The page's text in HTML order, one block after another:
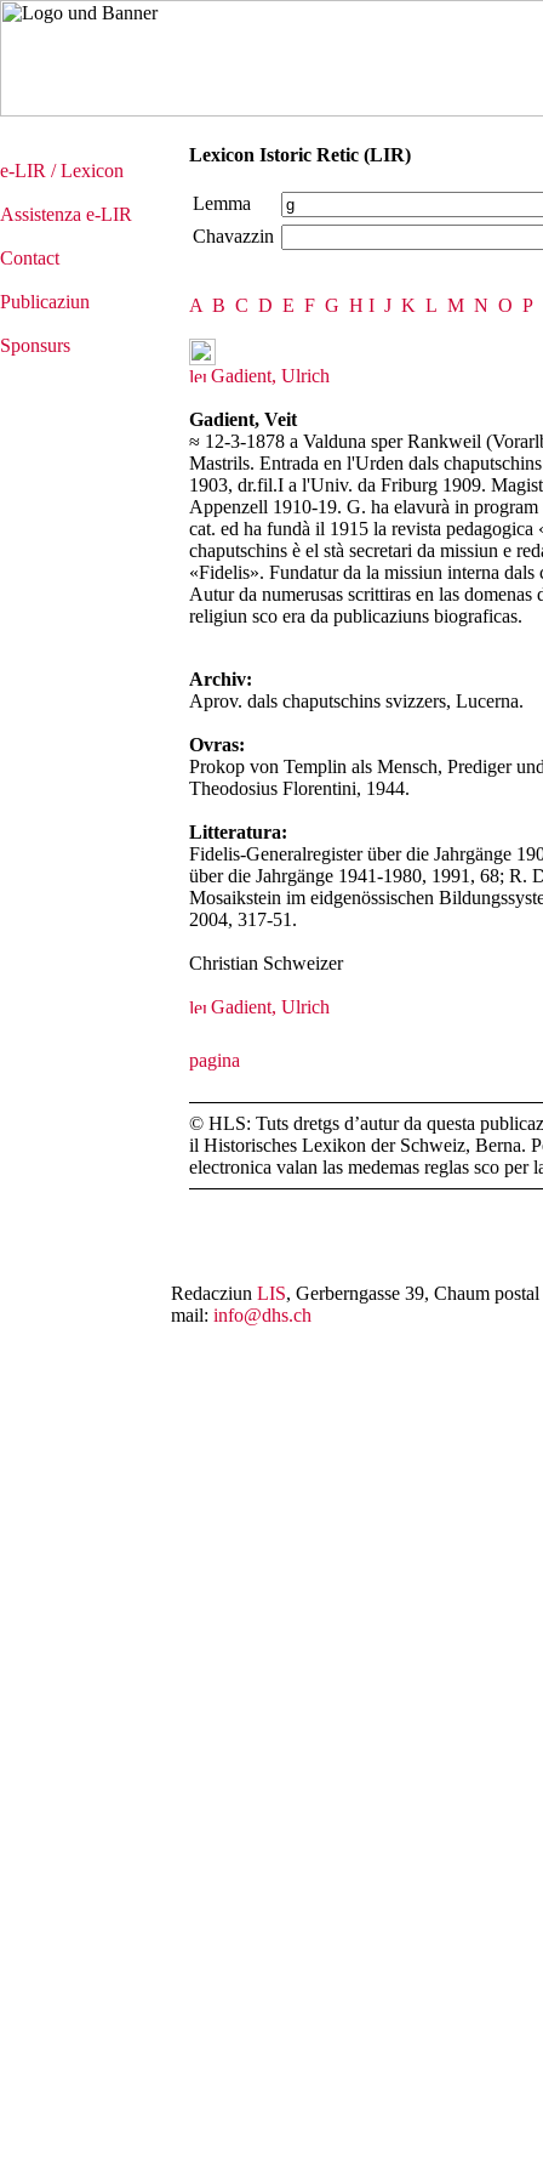
e-LIR / Lexicon
Assistenza e-LIR
Contact
Publicaziun
Sponsurs
Lexicon Istoric Retic (LIR)
Lemma
Chavazzin
A B C D E F G H I J K L M N O P
Gadient, Ulrich
Gadient, Veit
≈ 12-3-1878 a Valduna sper Rankweil
Mastrils. Entrada en l'Urden dals
1903, dr.fil.I a l'Univ. da Friburg 1909.
Appenzell 1910-19. G. ha elavurà in
cat. ed ha fundà il 1915 la revista
chaputschins è el stà secretari da missiun e
«Fidelis». Fundatur da la missiun interna
Autur da numerusas scrittiras en las
religiun sco era da publicaziuns biograficas.
Archiv:
Aprov. dals chaputschins svizzers, Lucerna.
Ovras:
Prokop von Templin als Mensch, Prediger
Theodosius Florentini, 1944.
Litteratura:
Fidelis-Generalregister über die Jahrgänge
über die Jahrgänge 1941-1980, 1991, 68; R.
Mosaikstein im eidgenössischen
2004, 317-51.
Christian Schweizer
Gadient, Ulrich
© HLS: Tuts dretgs d’autur da questa
il Historisches Lexikon der Schweiz, Berna.
electronica valan las medemas reglas sco per
Redacziun LIS, Gerberngasse 39, Chaum
mail: info@dhs.ch